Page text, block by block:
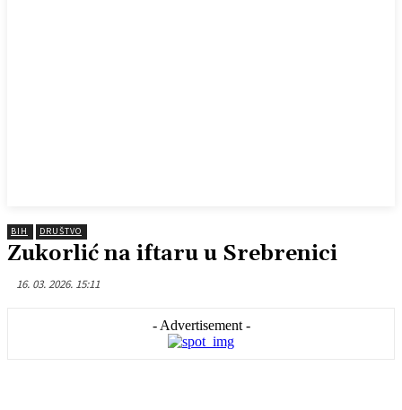
BIH DRUŠTVO
Zukorlić na iftaru u Srebrenici
16. 03. 2026. 15:11
- Advertisement -